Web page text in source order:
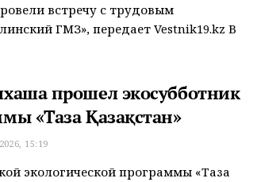
встречу с трудовым
ГМЗ», передает Vestnik19.kz В
прошел экосубботник
«Таза Қазақстан»
15:19
экологической программы «Таза